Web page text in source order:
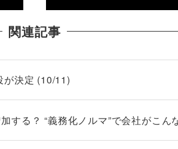
関連記事
が決定 (10/11)
する？ “義務化ノルマ”で会社がこ